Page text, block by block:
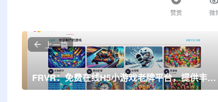
赞赏 微
上一篇
FRVR：免费在线H5小游戏老牌平台，提供丰富的游戏选择，支持PC和移动端访问，享受轻松娱乐的乐趣